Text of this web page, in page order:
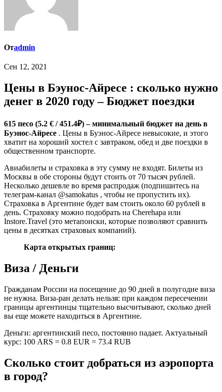
Отadmin
Сен 12, 2021
Цены в Бэунос-Айресе : сколько нужно
денег в 2020 году – Бюджет поездки
615 песо (5.2 € / 451.4₽) – минимальный бюджет на день в
Буэнос-Айресе . Цены в Буэнос-Айресе невысокие, и этого
хватит на хороший хостел с завтраком, обед и две поездки в
общественном транспорте.
Авиабилеты и страховка в эту сумму не входят. Билеты из
Москвы в обе стороны будут стоить от 70 тысяч рублей.
Несколько дешевле во время распродаж (подпишитесь на
телеграм-канал @samokatus , чтобы не пропустить их).
Страховка в Аргентине будет вам стоить около 60 рублей в
день. Страховку можно подобрать на Cherehapa или
Instore.Travel (это метапоиски, которые позволяют сравнить
цены в десятках страховых компаний).
Карта открытых границ:
Виза / Деньги
Гражданам России на посещение до 90 дней в полугодие виза
не нужна. Виза-ран делать нельзя: при каждом пересечении
границы аргентинцы тщательно высчитывают, сколько дней
вы еще можете находиться в Аргентине.
Деньги: аргентинский песо, постоянно падает. Актуальный
курс: 100 ARS = 0.8 EUR = 73.4 RUB
Сколько стоит добраться из аэропорта
в город?